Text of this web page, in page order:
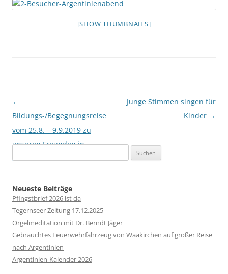
[SHOW THUMBNAILS]
Beitragsnavigation
←
Bildungs-/Begegnungsreise
vom 25.8. – 9.9.2019 zu
unseren Freunden in
Südamerika
Junge Stimmen singen für
Kinder →
nach:
Neueste Beiträge
Pfingstbrief 2026 ist da
Tegernseer Zeitung 17.12.2025
Orgelmeditation mit Dr. Berndt Jäger
Gebrauchtes Feuerwehrfahrzeug von Waakirchen auf großer Reise
nach Argentinien
Argentinien-Kalender 2026